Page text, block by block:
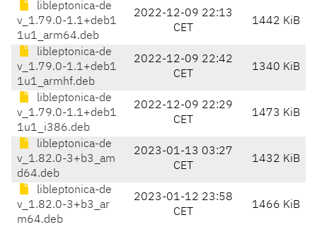
libleptonica-de
v_1.79.0-1.1+deb1
1u1_arm64.deb
2022-12-09 22:13
CET
1442 KiB
libleptonica-de
v_1.79.0-1.1+deb1
1u1_armhf.deb
2022-12-09 22:42
CET
1340 KiB
libleptonica-de
v_1.79.0-1.1+deb1
1u1_i386.deb
2022-12-09 22:29
CET
1473 KiB
libleptonica-de
v_1.82.0-3+b3_am
d64.deb
2023-01-13 03:27
CET
1432 KiB
libleptonica-de
v_1.82.0-3+b3_ar
m64.deb
2023-01-12 23:58
CET
1466 KiB